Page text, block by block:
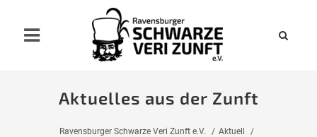
Aktuelles aus der Zunft
Ravensburger Schwarze Veri Zunft e.V.
Aktuell